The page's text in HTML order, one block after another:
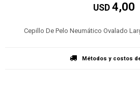
USD 4,00
Cepillo De Pelo Neumático Ovalado
Métodos y costos